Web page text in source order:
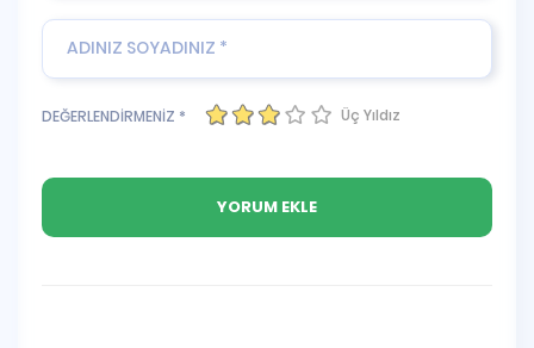
DEĞERLENDİRMENİZ * Üç Yıldız